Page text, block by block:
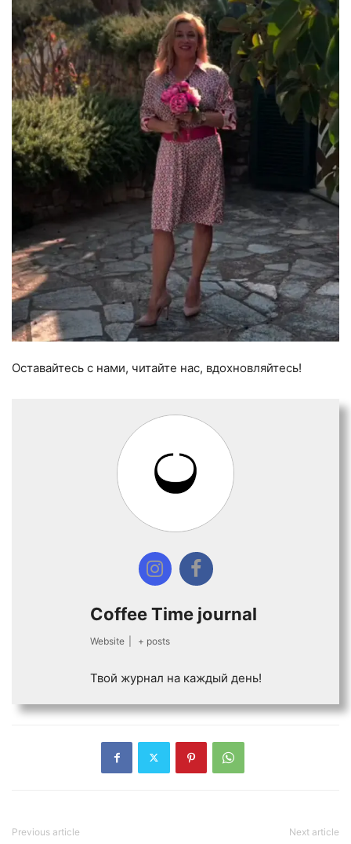
Оставайтесь с нами, читайте нас, вдохновляйтесь!
Coffee Time journal
Website + posts
Твой журнал на каждый день!
Previous article Next article